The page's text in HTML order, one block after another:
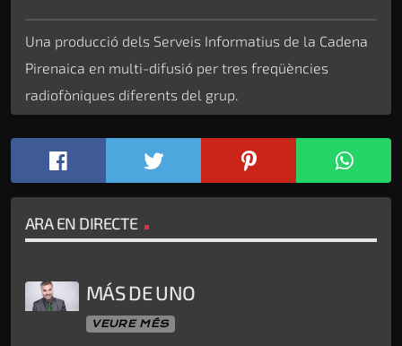
Una producció dels Serveis Informatius de la Cadena
Pirenaica en multi-difusió per tres freqüències
radiofòniques diferents del grup.
ARA EN DIRECTE
MÁS DE UNO
VEURE MÉS